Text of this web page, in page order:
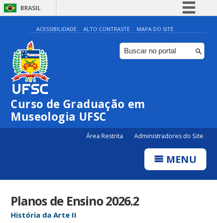
BRASIL
Simplifique!
Comunica BR
Participe
ACESSIBILIDADE ALTO CONTRASTE MAPA DO SITE
Curso de Graduação em
Museologia UFSC
Área Restrita Administradores do Site
MENU
Planos de Ensino 2026.2
História da Arte II